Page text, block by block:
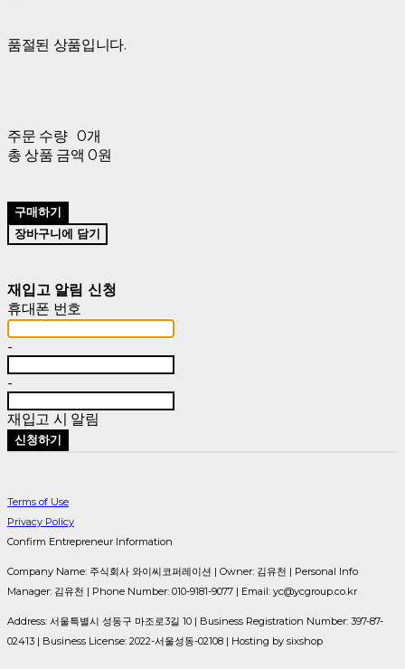
품절된 상품입니다.
주문 수량 0개
총 상품 금액 0원
구매하기
장바구니에 담기
재입고 알림 신청
휴대폰 번호
-
-
재입고 시 알림
신청하기
Terms of Use
Privacy Policy
Confirm Entrepreneur Information
Company Name: 주식회사 와이씨코퍼레이션 | Owner: 김유천 | Personal Info
Manager: 김유천 | Phone Number: 010-9181-9077 | Email: yc@ycgroup.co.kr
Address: 서울특별시 성동구 마조로3길 10 | Business Registration Number: 397-87-
02413 | Business License: 2022-서울성동-02108 | Hosting by sixshop